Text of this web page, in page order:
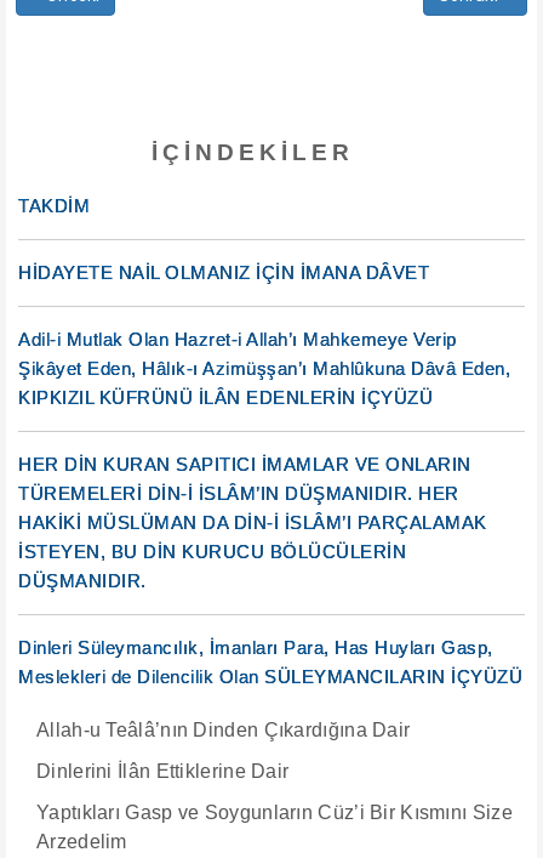
İÇINDEKILER
TAKDİM
HİDAYETE NAİL OLMANIZ İÇİN İMANA DÂVET
Adil-i Mutlak Olan Hazret-i Allah’ı Mahkemeye Verip
Şikâyet Eden, Hâlık-ı Azimüşşan’ı Mahlûkuna Dâvâ Eden,
KIPKIZIL KÜFRÜNÜ İLÂN EDENLERİN İÇYÜZÜ
HER DİN KURAN SAPITICI İMAMLAR VE ONLARIN
TÜREMELERİ DİN-İ İSLÂM’IN DÜŞMANIDIR. HER
HAKİKİ MÜSLÜMAN DA DİN-İ İSLÂM’I PARÇALAMAK
İSTEYEN, BU DİN KURUCU BÖLÜCÜLERİN
DÜŞMANIDIR.
Dinleri Süleymancılık, İmanları Para, Has Huyları Gasp,
Meslekleri de Dilencilik Olan SÜLEYMANCILARIN İÇYÜZÜ
Allah-u Teâlâ’nın Dinden Çıkardığına Dair
Dinlerini İlân Ettiklerine Dair
Yaptıkları Gasp ve Soygunların Cüz’i Bir Kısmını Size
Arzedelim